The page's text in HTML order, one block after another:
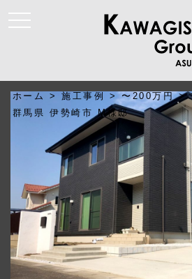
t
o
n
a
v
i
ホーム >施工事例 >〜200万円>
群馬県 伊勢崎市 M様邸